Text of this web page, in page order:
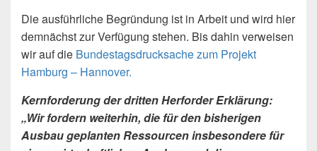
Die ausführliche Begründung ist in Arbeit und wird hier
demnächst zur Verfügung stehen. Bis dahin verweisen
wir auf die Bundestagsdrucksache zum Projekt
Hamburg – Hannover.
Kernforderung der dritten Herforder Erklärung:
„Wir fordern weiterhin, die für den bisherigen
Ausbau geplanten Ressourcen insbesondere für